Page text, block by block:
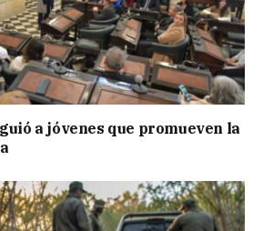
a jóvenes que promueven la